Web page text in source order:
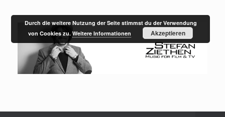
Inhalt
Durch die weitere Nutzung der Seite stimmst du der Verwendung
von Cookies zu.Weitere Informationen Akzeptieren